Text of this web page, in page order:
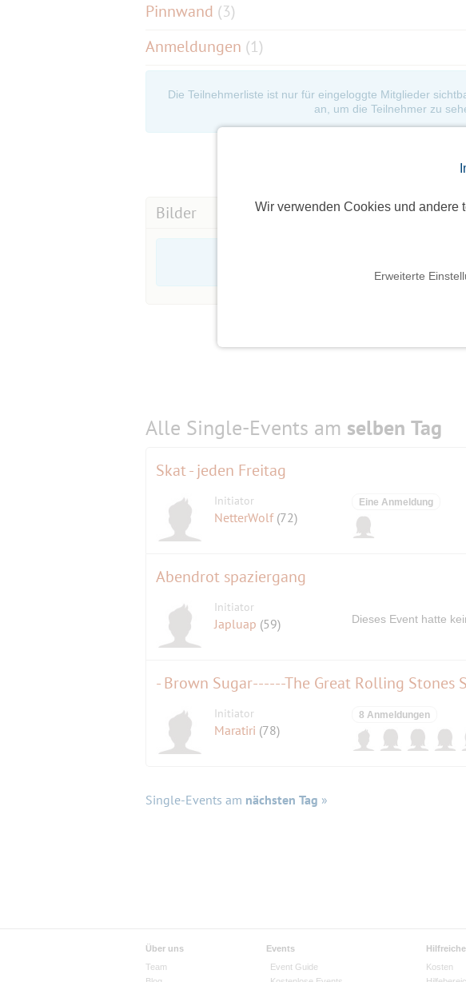
Wir verwenden Cookies und andere
Erweiterte
Pinnwand (3)
Anmeldungen (1)
Die Teilnehmerliste ist nur für eingeloggte Mitglieder
an, um die Teilnehmer zu
Bilder
Die
Alle Single-Events am selben Tag
Skat - jeden Freitag
Initiator
NetterWolf (72)
Eine Anmeldung
Abendrot spaziergang
Initiator
Japluap (59) Dieses Event hatte
- Brown Sugar------The Great Rolling Stones
Initiator
Maratiri (78)
8 Anmeldungen
Single-Events am nächsten Tag »
Über uns
Team
Events
Event Guide
Kosten